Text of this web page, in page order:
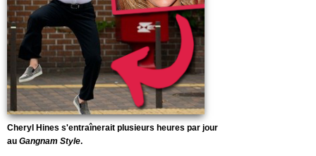
Cheryl Hines s'entraînerait plusieurs heures par jour
au Gangnam Style.